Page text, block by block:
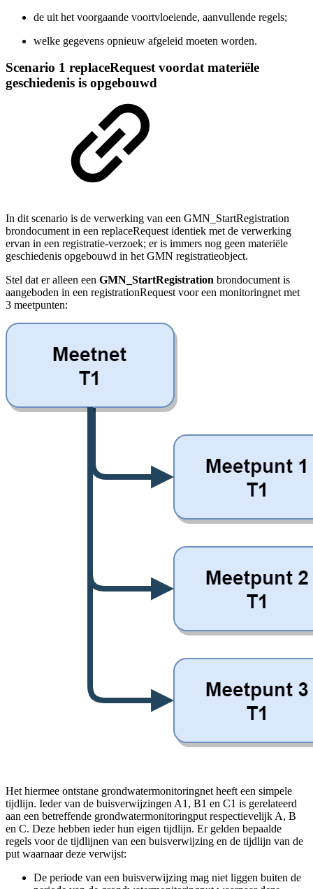
de uit het voorgaande voortvloeiende, aanvullende regels;
welke gegevens opnieuw afgeleid moeten worden.
Scenario 1 replaceRequest voordat materiële
geschiedenis is opgebouwd
In dit scenario is de verwerking van een GMN_StartRegistration
brondocument in een replaceRequest identiek met de verwerking
ervan in een registratie-verzoek; er is immers nog geen materiële
geschiedenis opgebouwd in het GMN registratieobject.
Stel dat er alleen een GMN_StartRegistration brondocument is
aangeboden in een registrationRequest voor een monitoringnet met
3 meetpunten:
Het hiermee ontstane grondwatermonitoringnet heeft een simpele
tijdlijn. Ieder van de buisverwijzingen A1, B1 en C1 is gerelateerd
aan een betreffende grondwatermonitoringput respectievelijk A, B
en C. Deze hebben ieder hun eigen tijdlijn. Er gelden bepaalde
regels voor de tijdlijnen van een buisverwijzing en de tijdlijn van de
put waarnaar deze verwijst:
De periode van een buisverwijzing mag niet liggen buiten de